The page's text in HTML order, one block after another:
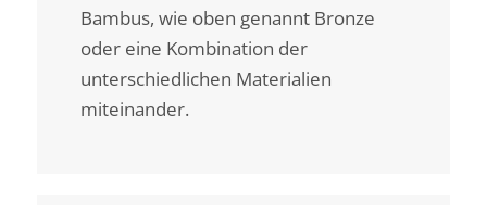
Bambus, wie oben genannt Bronze
oder eine Kombination der
unterschiedlichen Materialien
miteinander.